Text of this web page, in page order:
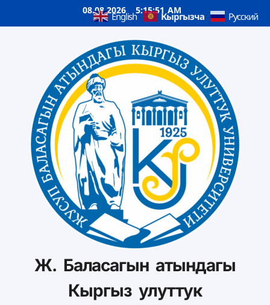
08.08.2026 5:15:52 AM
Ж. Баласагын атындагы
Кыргыз улуттук
English Кыргызча Русский